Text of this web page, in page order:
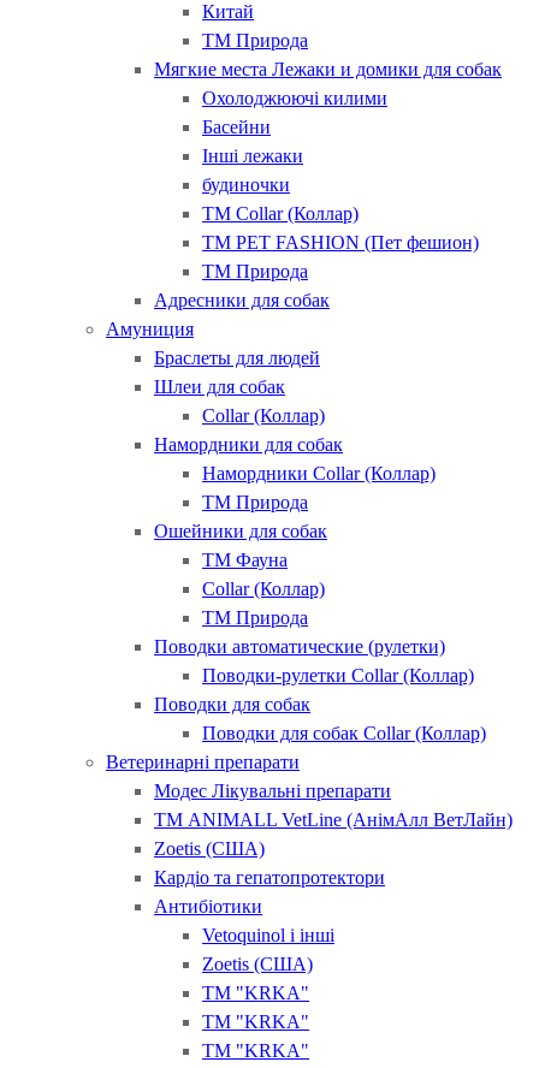
Китай
ТМ Природа
Мягкие места Лежаки и домики для собак
Охолоджюючі килими
Басейни
Інші лежаки
будиночки
ТМ Collar (Коллар)
ТМ PET FASHION (Пет фешион)
ТМ Природа
Адресники для собак
Амуниция
Браслеты для людей
Шлеи для собак
Collar (Коллар)
Намордники для собак
Намордники Collar (Коллар)
ТМ Природа
Ошейники для собак
ТМ Фауна
Collar (Коллар)
ТМ Природа
Поводки автоматические (рулетки)
Поводки-рулетки Collar (Коллар)
Поводки для собак
Поводки для собак Collar (Коллар)
Ветеринарні препарати
Модес Лікувальні препарати
ТМ ANIMALL VetLine (АнімАлл ВетЛайн)
Zoetis (США)
Кардіо та гепатопротектори
Антибіотики
Vetoquinol і інші
Zoetis (США)
ТМ "KRKA"
ТМ "KRKA"
ТМ "KRKA"